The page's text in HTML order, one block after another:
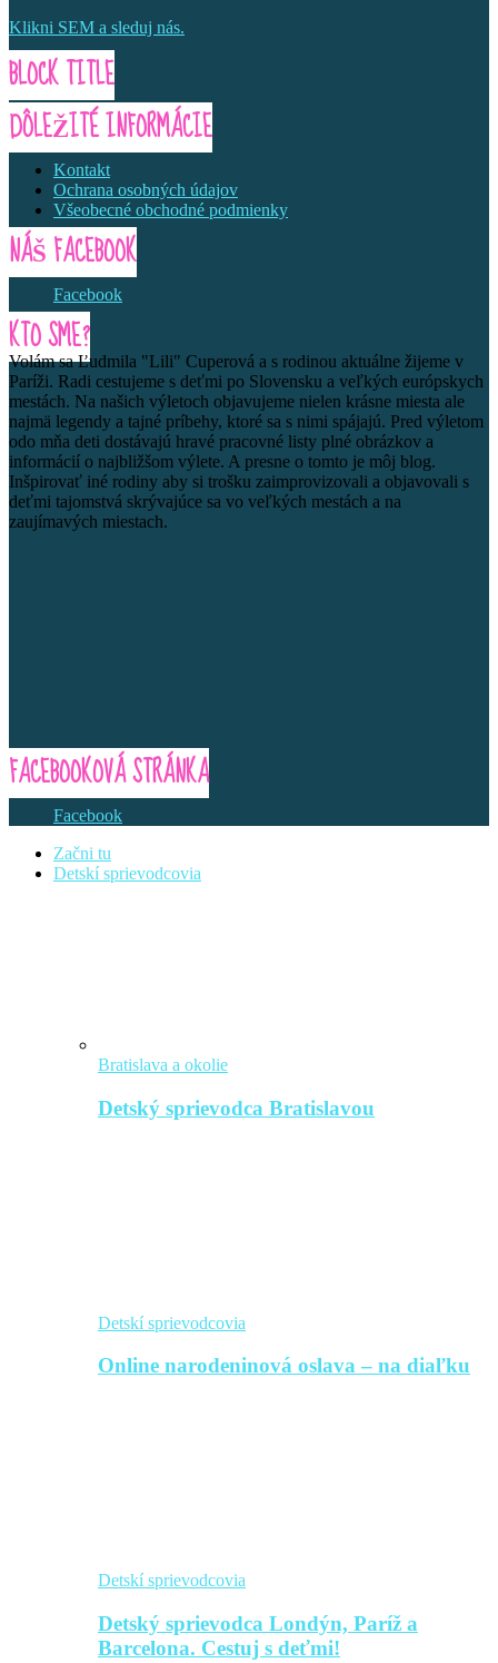
Klikni SEM a sleduj nás.
BLOCK TITLE
DÔLEŽITÉ INFORMÁCIE
Kontakt
Ochrana osobných údajov
Všeobecné obchodné podmienky
NÁŠ FACEBOOK
Facebook
KTO SME?
Volám sa Ľudmila "Lili" Cuperová a s rodinou aktuálne žijeme v
Paríži. Radi cestujeme s deťmi po Slovensku a veľkých európskych
mestách. Na našich výletoch objavujeme nielen krásne miesta ale
najmä legendy a tajné príbehy, ktoré sa s nimi spájajú. Pred výletom
odo mňa deti dostávajú hravé pracovné listy plné obrázkov a
informácií o najbližšom výlete. A presne o tomto je môj blog.
Inšpirovať iné rodiny aby si trošku zaimprovizovali a objavovali s
deťmi tajomstvá skrývajúce sa vo veľkých mestách a na
zaujímavých miestach.
FACEBOOKOVÁ STRÁNKA
Facebook
Začni tu
Detskí sprievodcovia
Bratislava a okolie
Detský sprievodca Bratislavou
Detskí sprievodcovia
Online narodeninová oslava – na diaľku
Detskí sprievodcovia
Detský sprievodca Londýn, Paríž a
Barcelona. Cestuj s deťmi!